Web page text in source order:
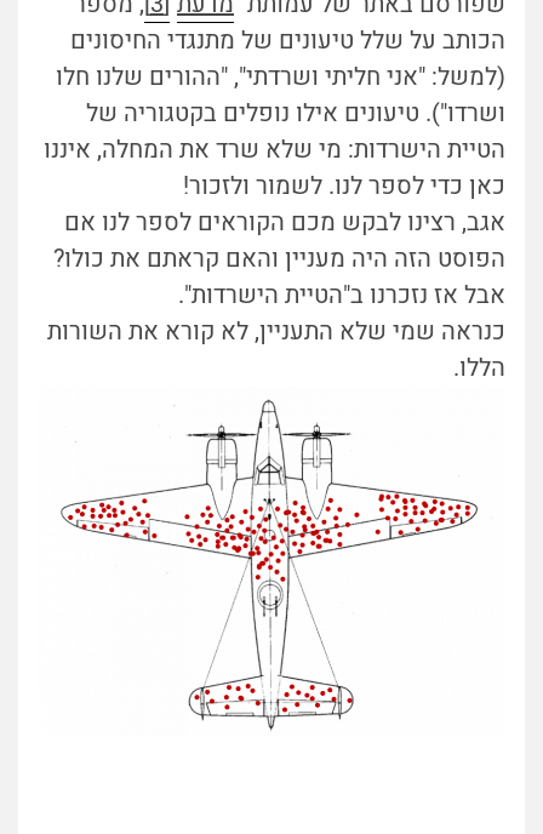
הכותב על שלל טיעונים של מתנגדי החיסונים
(למשל: "אני חליתי ושרדתי", "ההורים שלנו חלו
ושרדו"). טיעונים אילו נופלים בקטגוריה של
הטיית הישרדות: מי שלא שרד את המחלה, איננו
כאן כדי לספר לנו. לשמור ולזכור!
אגב, רצינו לבקש מכם הקוראים לספר לנו אם
הפוסט הזה היה מעניין והאם קראתם את כולו?
אבל אז נזכרנו ב"הטיית הישרדות".
כנראה שמי שלא התעניין, לא קורא את השורות
הללו.